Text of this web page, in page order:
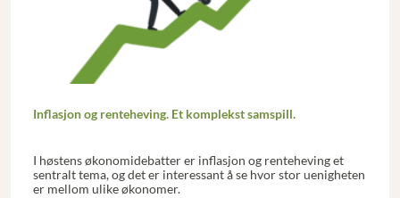
Inflasjon og renteheving. Et komplekst samspill.
I høstens økonomidebatter er inflasjon og renteheving et
sentralt tema, og det er interessant å se hvor stor uenigheten
er mellom ulike økonomer.